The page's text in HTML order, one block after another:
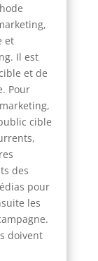
et
Il est
et de
Pour
cible
des
pour
les
doivent